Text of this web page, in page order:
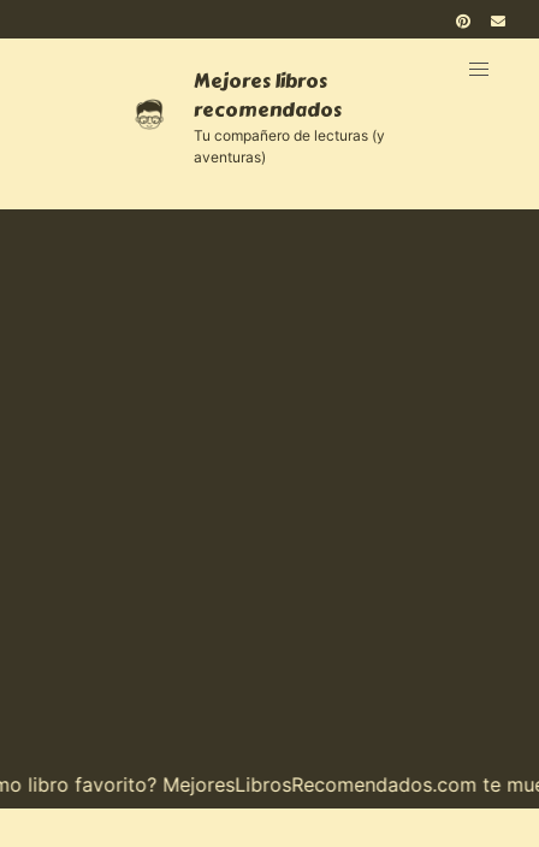
Mejores libros
recomendados
Tu compañero de lecturas (y
aventuras)
favorito? MejoresLibrosRecomendados.com te